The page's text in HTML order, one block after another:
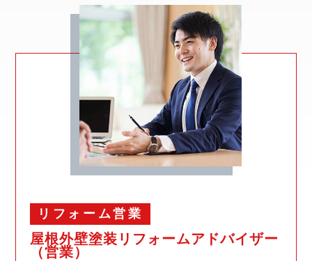
リフォーム営業
屋根外壁塗装リフォームアドバイザー
（営業）